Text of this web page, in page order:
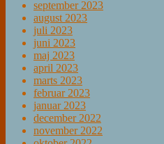
september 2023
august 2023
juli 2023
juni 2023
maj 2023
april 2023
marts 2023
februar 2023
januar 2023
december 2022
november 2022